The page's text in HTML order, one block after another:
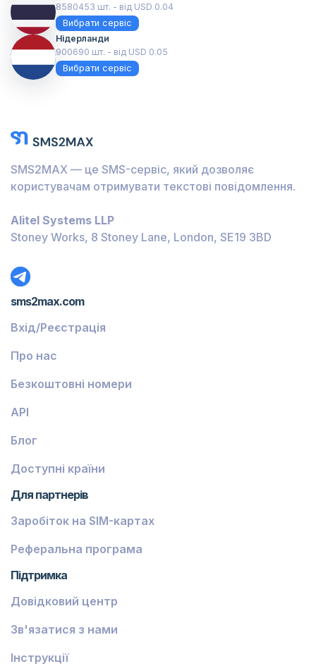
8580453 шт. - від USD 0.04
Вибрати сервіс
Нідерланди
900690 шт. - від USD 0.05
Вибрати сервіс
SMS2MAX — це SMS-сервіс, який дозволяє
користувачам отримувати текстові повідомлення.
Alitel Systems LLP
Stoney Works, 8 Stoney Lane, London, SE19 3BD
sms2max.com
Вхід/Реєстрація
Про нас
Безкоштовні номери
API
Блог
Доступні країни
Для партнерів
Заробіток на SIM-картах
Реферальна програма
Підтримка
Довідковий центр
Зв'язатися з нами
Інструкції